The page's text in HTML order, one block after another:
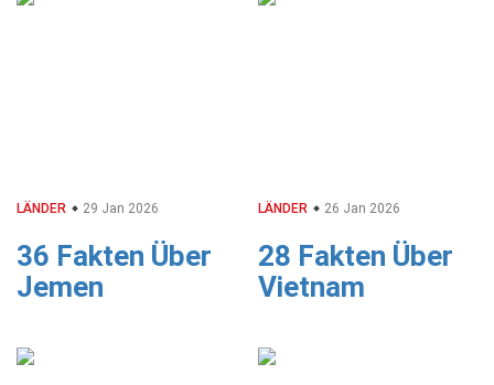
LÄNDER 29 Jan 2026
36 Fakten Über
Jemen
LÄNDER 26 Jan 2026
28 Fakten Über
Vietnam